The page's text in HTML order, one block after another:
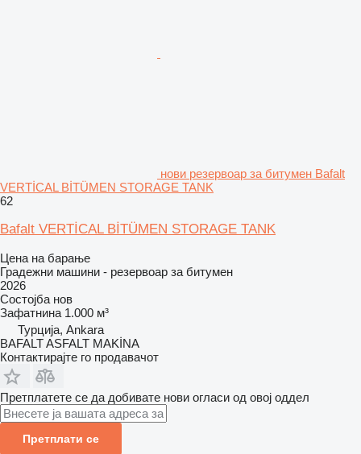
нови резервоар за битумен Bafalt
VERTİCAL BİTÜMEN STORAGE TANK
62
Bafalt VERTİCAL BİTÜMEN STORAGE TANK
Цена на барање
Градежни машини - резервоар за битумен
2026
Состојба нов
Зафатнина 1.000 м³
Турција, Ankara
BAFALT ASFALT MAKİNA
Контактирајте го продавачот
Претплатете се да добивате нови огласи од овој оддел
Претплати се